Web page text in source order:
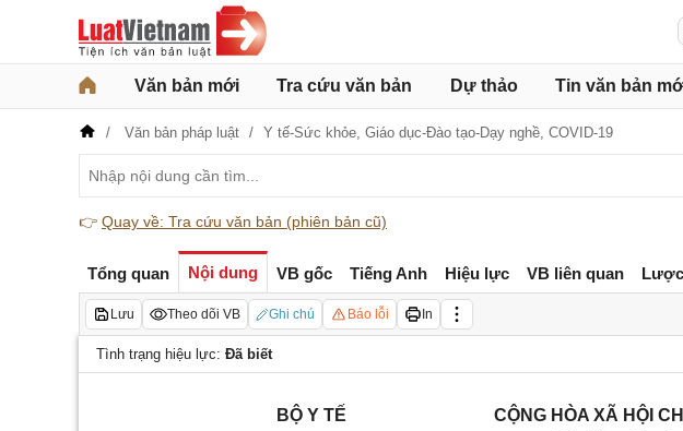
Văn bản mới Tra cứu văn bản Dự thảo Tin văn bản
Văn bản pháp luật Y tế-Sức khỏe, Giáo dục-Đào tạo-Dạy nghề, COVID-19
👉 Quay về: Tra cứu văn bản (phiên bản cũ)
Tổng quan Nội dung VB gốc Tiếng Anh Hiệu lực VB liên quan
Lưu Theo dõi VB Ghi chú Báo lỗi In
Tình trạng hiệu lực: Đã biết
BỘ Y TẾ
CỘNG HÒA XÃ HỘI